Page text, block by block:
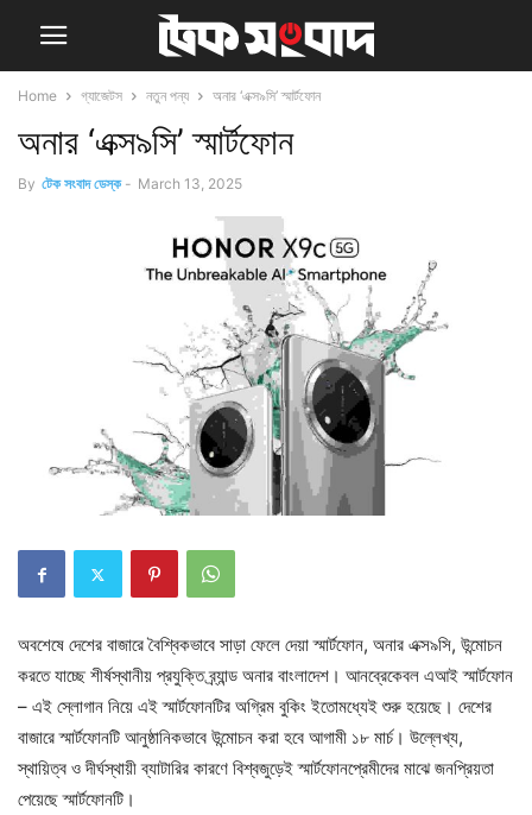
Home গ্যাজেটস নতুন পন্য অনার ‘এক্স৯সি’ স্মার্টফোন
অনার ‘এক্স৯সি’ স্মার্টফোন
By টেক সংবাদ ডেস্ক - March 13, 2025
অবশেষে দেশের বাজারে বৈশ্বিকভাবে সাড়া ফেলে দেয়া স্মার্টফোন, অনার এক্স৯সি, উন্মোচন
করতে যাচ্ছে শীর্ষস্থানীয় প্রযুক্তি ব্র্যান্ড অনার বাংলাদেশ। আনব্রেকেবল এআই স্মার্টফোন
– এই স্লোগান নিয়ে এই স্মার্টফোনটির অগ্রিম বুকিং ইতোমধ্যেই শুরু হয়েছে। দেশের
বাজারে স্মার্টফোনটি আনুষ্ঠানিকভাবে উন্মোচন করা হবে আগামী ১৮ মার্চ। উল্লেখ্য,
স্থায়িত্ব ও দীর্ঘস্থায়ী ব্যাটারির কারণে বিশ্বজুড়েই স্মার্টফোনপ্রেমীদের মাঝে জনপ্রিয়তা
পেয়েছে স্মার্টফোনটি।